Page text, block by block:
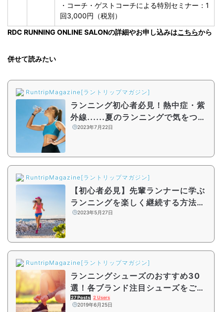
・コーチ・ゲストコーチによる特別セミナー：1
回3,000円（税別）
RDC RUNNING ONLINE SALONの詳細やお申し込みはこちらから
併せて読みたい
RuntripMagazine[ラントリップマガジン]
ランニング初心者必見！熱中症・紫
外線......夏のランニングで気をつけ
たい3つの注意点を紹介
2023年7月22日
RuntripMagazine[ラントリップマガジン]
【初心者必見】先輩ランナーに学ぶ
ランニングを楽しく継続する方法と
は？ランニングの目的や継続のコツ
2023年5月27日
RuntripMagazine[ラントリップマガジン]
ランニングシューズのおすすめ30
選！各ブランド注目シューズをご紹
介
27 Posts 2 Users
2019年6月25日